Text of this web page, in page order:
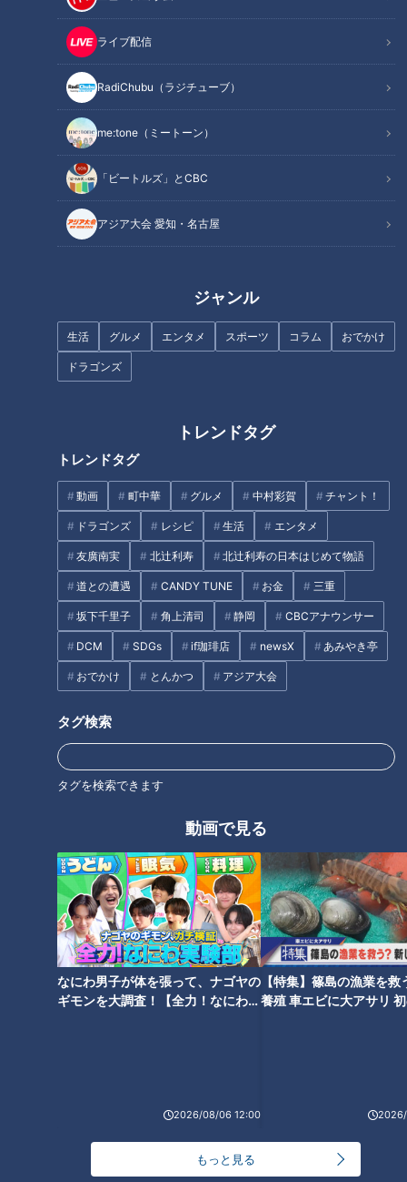
ライブ配信
RadiChubu（ラジチューブ）
me:tone（ミートーン）
「ビートルズ」とCBC
アジア大会 愛知・名古屋
ジャンル
生活 グルメ エンタメ スポーツ コラム おでかけ
ドラゴンズ
トレンドタグ
トレンドタグ
動画 町中華 グルメ 中村彩賀 チャント！
ドラゴンズ レシピ 生活 エンタメ
友廣南実 北辻利寿 北辻利寿の日本はじめて物語
道との遭遇 CANDY TUNE お金 三重
坂下千里子 角上清司 静岡 CBCアナウンサー
DCM SDGs if珈琲店 newsX あみやき亭
おでかけ とんかつ アジア大会
タグ検索
タグを検索できます
動画で見る
なにわ男子が体を張って、ナゴヤの
ギモンを大調査！【全力！なにわ実
2026/08/06 12:00
【特集】篠島の漁業を救
養殖 車エビに大アサリ
もっと見る
「転倒」骨折して「寝たきり」
も…転倒事故の約5割は自宅!?
「転倒」意外な落とし穴と対策
春、突然の運動で「足トラブ
ングする人へアドバイスも！足
トラブルの原因や予防法
「関節痛」自分で改善でき
る？…ひざと股関節の痛みを改
善！名医が教える「1分ほぐし」
「帯状疱疹（たいじょうほうし
ん）」若い世代でも…早期治療
のカギは72時間！初期症状の見
フランス人は菓子店「シャトレ
ーゼ」の店名に顔を赤らめる？
医直伝「夏の便秘対策」
健康 筧利夫 鷲見玲奈
オススメ関連コンテンツ
危険な頭痛を見極めるポイント
因！？～緊急警報！夏のさぼり
総合診療医が解説！肩こり・頭
痛・腰痛 痛み方で分かる身体
どうして身体は硬くなる？身体
の硬さが招く意外な不調…専門
医に学ぶ！健康効果抜群「万能
ストレッチ」
名医がコレステロールを下げる
世界一楽なスクワット！？ダイ
エットのスペシャリストに学ぶ